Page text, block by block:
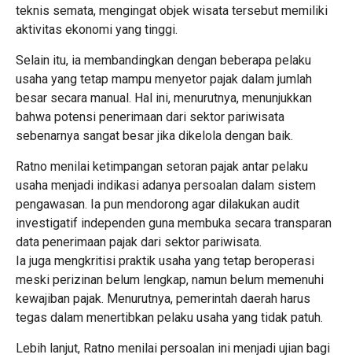
teknis semata, mengingat objek wisata tersebut memiliki
aktivitas ekonomi yang tinggi.
Selain itu, ia membandingkan dengan beberapa pelaku
usaha yang tetap mampu menyetor pajak dalam jumlah
besar secara manual. Hal ini, menurutnya, menunjukkan
bahwa potensi penerimaan dari sektor pariwisata
sebenarnya sangat besar jika dikelola dengan baik.
Ratno menilai ketimpangan setoran pajak antar pelaku
usaha menjadi indikasi adanya persoalan dalam sistem
pengawasan. Ia pun mendorong agar dilakukan audit
investigatif independen guna membuka secara transparan
data penerimaan pajak dari sektor pariwisata.
Ia juga mengkritisi praktik usaha yang tetap beroperasi
meski perizinan belum lengkap, namun belum memenuhi
kewajiban pajak. Menurutnya, pemerintah daerah harus
tegas dalam menertibkan pelaku usaha yang tidak patuh.
Lebih lanjut, Ratno menilai persoalan ini menjadi ujian bagi